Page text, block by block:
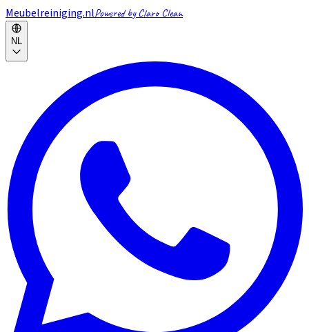
Meubelreiniging.nlPowered by Claro Clean
NL